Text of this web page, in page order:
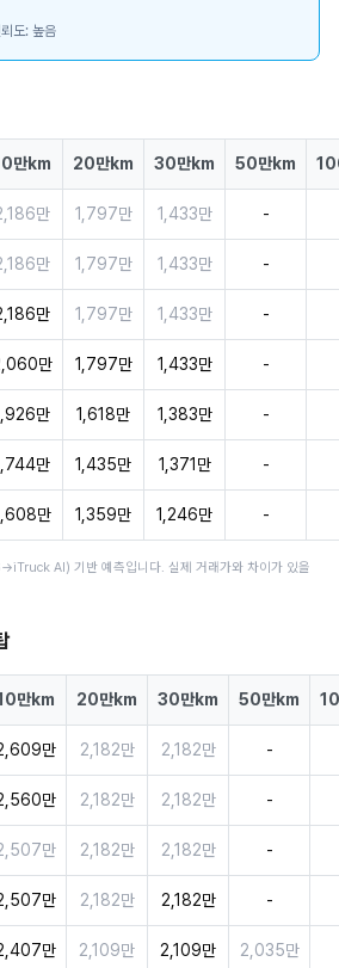
도: 높음
만km 20만km 30만km 50만km
만 1,797만 1,433만 -
만 1,797만 1,433만 -
만 1,797만 1,433만 -
만 1,797만 1,433만 -
만 1,618만 1,383만 -
만 1,435만 1,371만 -
만 1,359만 1,246만 -
AI) 기반 예측입니다. 실제 거래가와 차이가 있을
만km 20만km 30만km 50만km
만 2,182만 2,182만 -
만 2,182만 2,182만 -
만 2,182만 2,182만 -
만 2,182만 2,182만 -
만 2,109만 2,109만 2,035만